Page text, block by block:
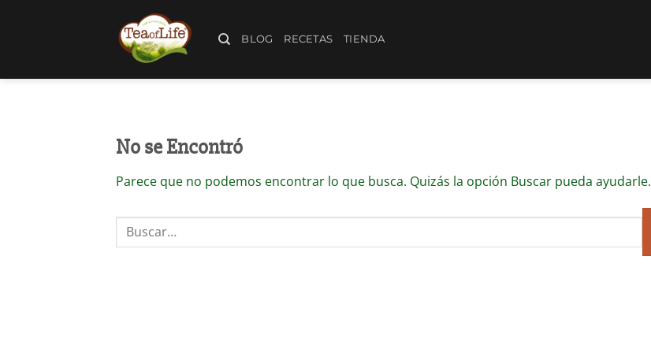
BLOG RECETAS TIENDA
No se Encontró
Parece que no podemos encontrar lo que busca. Quizás la opción Buscar pueda ayudarle.